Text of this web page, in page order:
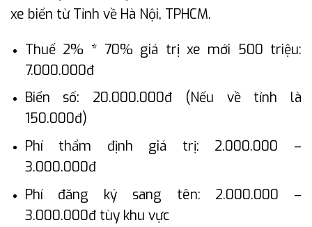
xe biển từ Tỉnh về Hà Nội, TPHCM.
Thuế 2% * 70% giá trị xe mới 500 triệu:
7.000.000đ
Biển số: 20.000.000đ (Nếu về tỉnh là
150.000đ)
Phí thẩm định giá trị: 2.000.000 –
3.000.000đ
Phí đăng ký sang tên: 2.000.000 –
3.000.000đ tùy khu vực